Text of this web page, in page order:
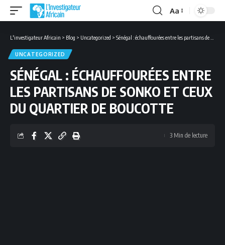
Font
Aa
L'investigateur Africain > Blog > Uncategorized > Sénégal : échauffourées entre les partisans de Sonko et ceux du quartier de Boucotte
UNCATEGORIZED
SÉNÉGAL : ÉCHAUFFOURÉES ENTRE
LES PARTISANS DE SONKO ET CEUX
DU QUARTIER DE BOUCOTTE
3 Min de lecture